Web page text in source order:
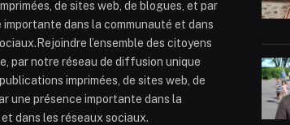
de sites web, de blogues, et par
importante dans la communauté et dans
l’ensemble des citoyens
par notre réseau de diffusion unique
imprimées, de sites web, de
une présence importante dans la
dans les réseaux sociaux.